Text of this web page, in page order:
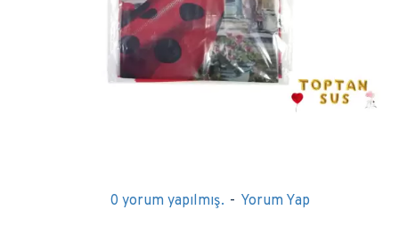
0 yorum yapılmış. - Yorum Yap